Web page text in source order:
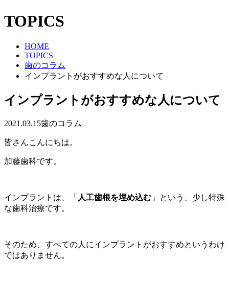
TOPICS
HOME
TOPICS
歯のコラム
インプラントがおすすめな人について
インプラントがおすすめな人について
2021.03.15歯のコラム
皆さんこんにちは。
加藤歯科です。
インプラントは、「 人工歯根を埋め込む 」という、少し特殊
な歯科治療です。
そのため、すべての人にインプラントがおすすめというわけ
ではありません。